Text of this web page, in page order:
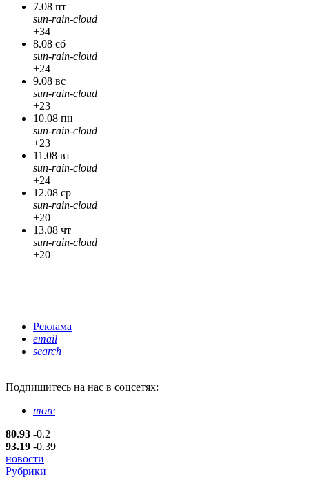
7.08 пт
sun-rain-cloud
+34
8.08 сб
sun-rain-cloud
+24
9.08 вс
sun-rain-cloud
+23
10.08 пн
sun-rain-cloud
+23
11.08 вт
sun-rain-cloud
+24
12.08 ср
sun-rain-cloud
+20
13.08 чт
sun-rain-cloud
+20
Реклама
email
search
Подпишитесь на нас в соцсетях:
more
80.93 -0.2
93.19 -0.39
новости
Рубрики